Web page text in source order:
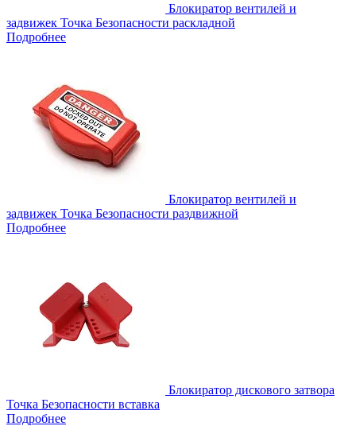
Блокиратор вентилей и
задвижек Точка Безопасности раскладной
Подробнее
Блокиратор вентилей и
задвижек Точка Безопасности раздвижной
Подробнее
Блокиратор дискового затвора
Точка Безопасности вставка
Подробнее